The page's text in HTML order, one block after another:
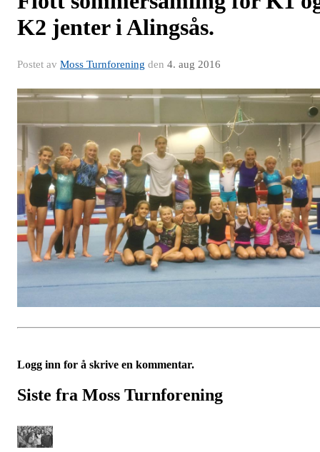
K2 jenter i Alingsås.
Postet av Moss Turnforening den 4. aug 2016
Logg inn for å skrive en kommentar.
Siste fra Moss Turnforening